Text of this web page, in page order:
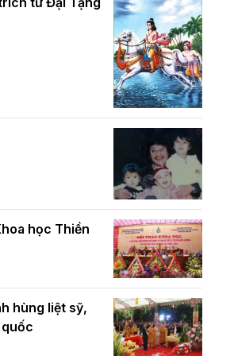
PL.2570 –
giáo chính tín Phần 7: Luật nhân
học Thiền
hùng liệt sỹ,